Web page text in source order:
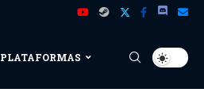
PLATAFORMAS